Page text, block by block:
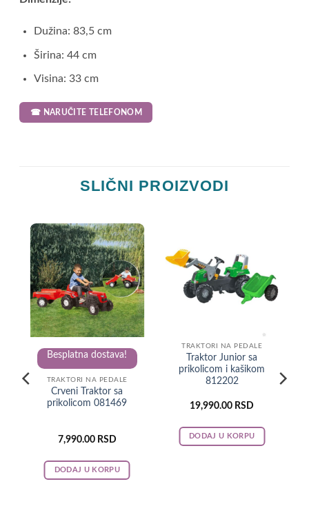
Dužina: 83,5 cm
Širina: 44 cm
Visina: 33 cm
☎ NARUČITE TELEFONOM
SLIČNI PROIZVODI
Besplatna dostava!
TRAKTORI NA PEDALE
Crveni Traktor sa
prikolicom 081469
7,990.00 RSD
DODAJ U KORPU
TRAKTORI NA PEDALE
Traktor Junior sa
prikolicom i kašikom
812202
19,990.00 RSD
DODAJ U KORPU